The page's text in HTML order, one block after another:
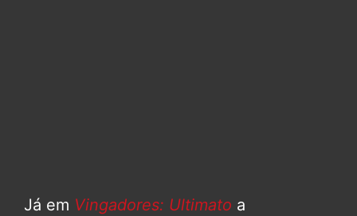
Já em Vingadores: Ultimato a